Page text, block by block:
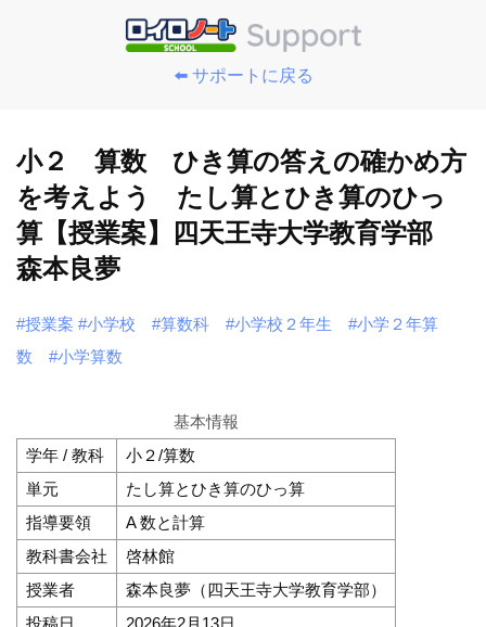
⬅️ サポートに戻る
小２ 算数 ひき算の答えの確かめ方
を考えよう たし算とひき算のひっ
算【授業案】四天王寺大学教育学部
森本良夢
#授業案 #小学校 #算数科 #小学校２年生
#小学２年算
数
#小学算数
基本情報
学年 / 教科
小２/算数
単元
たし算とひき算のひっ算
指導要領
A 数と計算
教科書会社
啓林館
授業者
森本良夢（四天王寺大学教育学部）
投稿日
2026年2月13日